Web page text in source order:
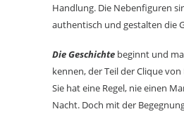
Handlung. Die Nebenfiguren
authentisch und gestalten die
Die Geschichte beginnt und
kennen, der Teil der Clique von
Sie hat eine Regel, nie einen
Nacht. Doch mit der